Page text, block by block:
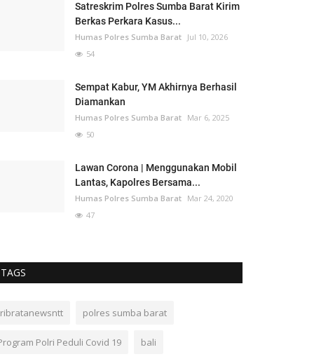
Satreskrim Polres Sumba Barat Kirim
Berkas Perkara Kasus...
Humas Polres Sumba Barat Jul 10, 2026
54
Sempat Kabur, YM Akhirnya Berhasil
Diamankan
Humas Polres Sumba Barat Mar 6, 2025
50
Lawan Corona | Menggunakan Mobil
Lantas, Kapolres Bersama...
Humas Polres Sumba Barat Mar 24, 2020
47
TAGS
polres sumba barat
Polri Peduli Covid 19 bali